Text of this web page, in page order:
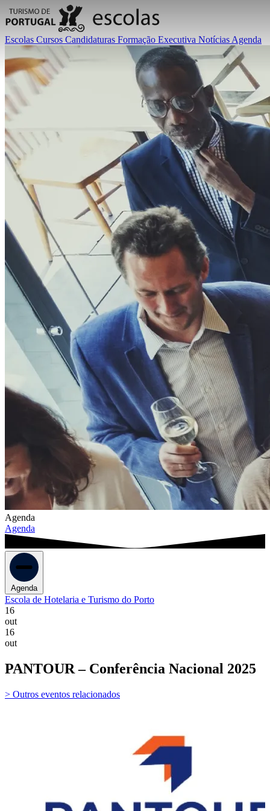
Escolas Cursos Candidaturas Formação Executiva Notícias Agenda
Agenda
Agenda
Agenda
Escola de Hotelaria e Turismo do Porto
16
out
16
out
PANTOUR – Conferência Nacional 2025
> Outros eventos relacionados